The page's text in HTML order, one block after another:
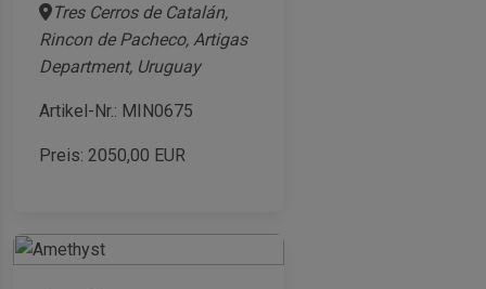
Tres Cerros de Catalán,
Rincon de Pacheco, Artigas
Department, Uruguay
Artikel-Nr.: MIN0675
Preis: 2050,00 EUR